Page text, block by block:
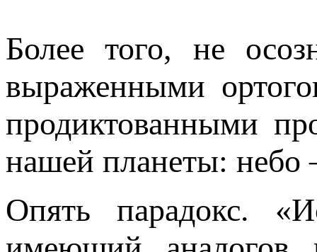
Более того, не
выраженными
продиктованными
нашей планеты: небо
Опять парадокс.